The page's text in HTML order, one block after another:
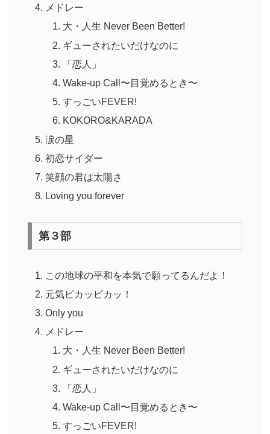
メドレー
大・人生 Never Been Better!
ギューされたいだけなのに
「恋人」
Wake‐up Call〜目覚めるとき〜
すっごいFEVER!
KOKORO&KARADA
涙の星
初恋サイダー
笑顔の君は太陽さ
Loving you forever
第３部
この地球の平和を本気で願ってるんだよ！
元気ピカッピカッ！
Only you
メドレー
大・人生 Never Been Better!
ギューされたいだけなのに
「恋人」
Wake‐up Call〜目覚めるとき〜
すっごいFEVER!